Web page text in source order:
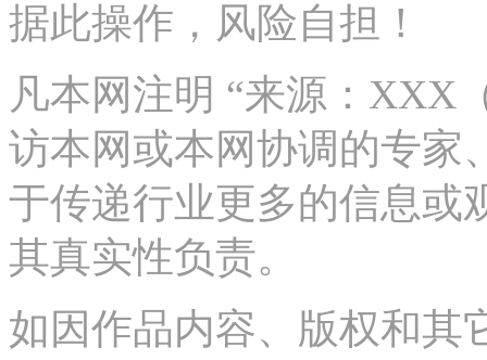
据此操作，风险自担！
凡本网注明 “来源：XXX
访本网或本网协调的专家
于传递行业更多的信息或
其真实性负责。
如因作品内容、版权和其